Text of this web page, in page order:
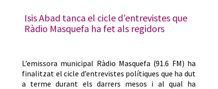
Isis Abad tanca el cicle d’entrevistes que
Ràdio Masquefa ha fet als regidors
L’emissora municipal Ràdio Masquefa (91.6 FM) ha
finalitzat el cicle d’entrevistes polítiques que ha dut
a terme durant els darrers mesos i al qual ha